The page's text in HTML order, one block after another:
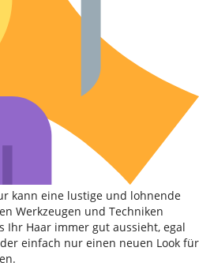
kann eine lustige und lohnende
Werkzeugen und Techniken
Ihr Haar immer gut aussieht, egal
einfach nur einen neuen Look für